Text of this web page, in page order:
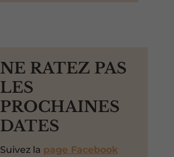
NE RATEZ PAS
LES
PROCHAINES
DATES
Suivez la page Facebook